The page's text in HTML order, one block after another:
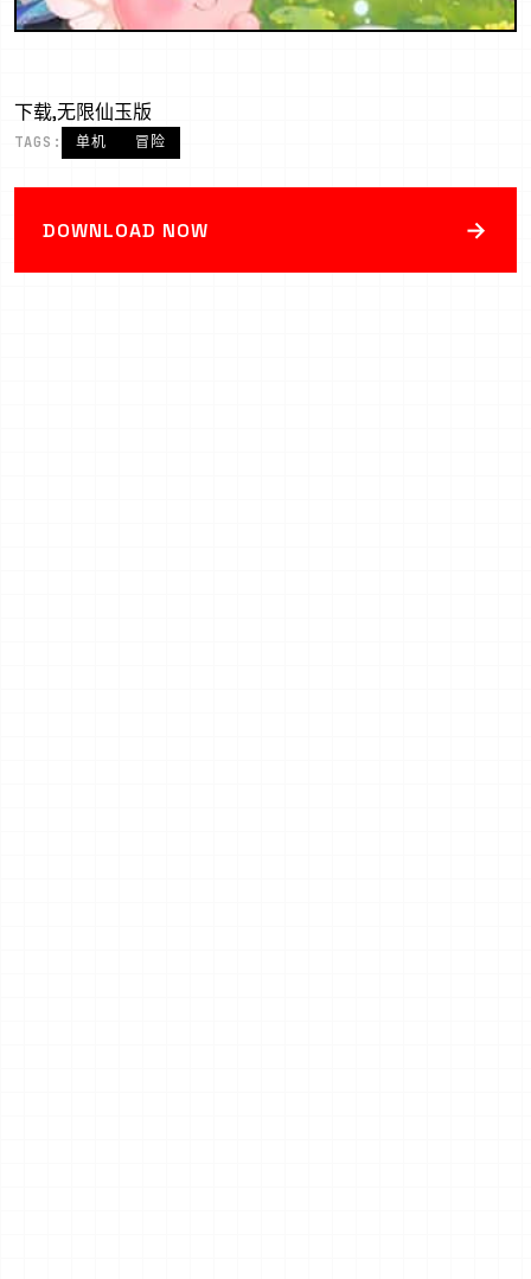
下载,无限仙玉版
TAGS: 单机 冒险
DOWNLOAD NOW →